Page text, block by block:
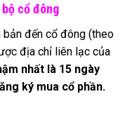
cổ đông
đến cổ đông (theo
địa chỉ liên lạc của
nhất là 15 ngày
ký mua cổ phần.